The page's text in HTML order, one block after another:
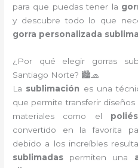
para que puedas tener la
y descubre todo lo que
gorra personalizada
¿Por qué elegir gorras
Santiago Norte? 🏙️🧢
La sublimación es una
que permite transferir
materiales como el
convertido en la favorita
debido a los increíbles
sublimadas permiten una